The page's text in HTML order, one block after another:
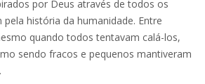
por Deus através de todos os
história da humanidade. Entre
quando todos tentavam calá-los,
sendo fracos e pequenos mantiveram